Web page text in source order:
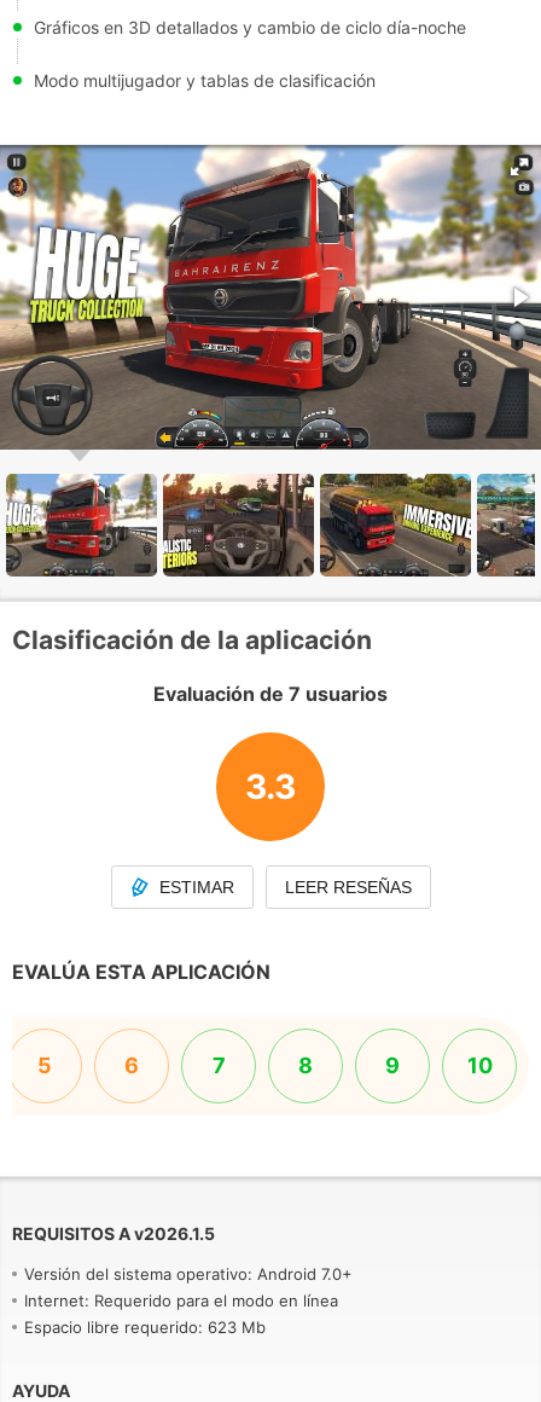
Gráficos en 3D detallados y cambio de ciclo día-noche
Modo multijugador y tablas de clasificación
Clasificación de la aplicación
Evaluación de 7 usuarios
3.3
ESTIMAR LEER RESEÑAS
EVALÚA ESTA APLICACIÓN
5 6 7 8 9 10
REQUISITOS Av2026.1.5
Versión del sistema operativo: Android 7.0+
Internet: Requerido para el modo en línea
Espacio libre requerido: 623 Mb
AYUDA